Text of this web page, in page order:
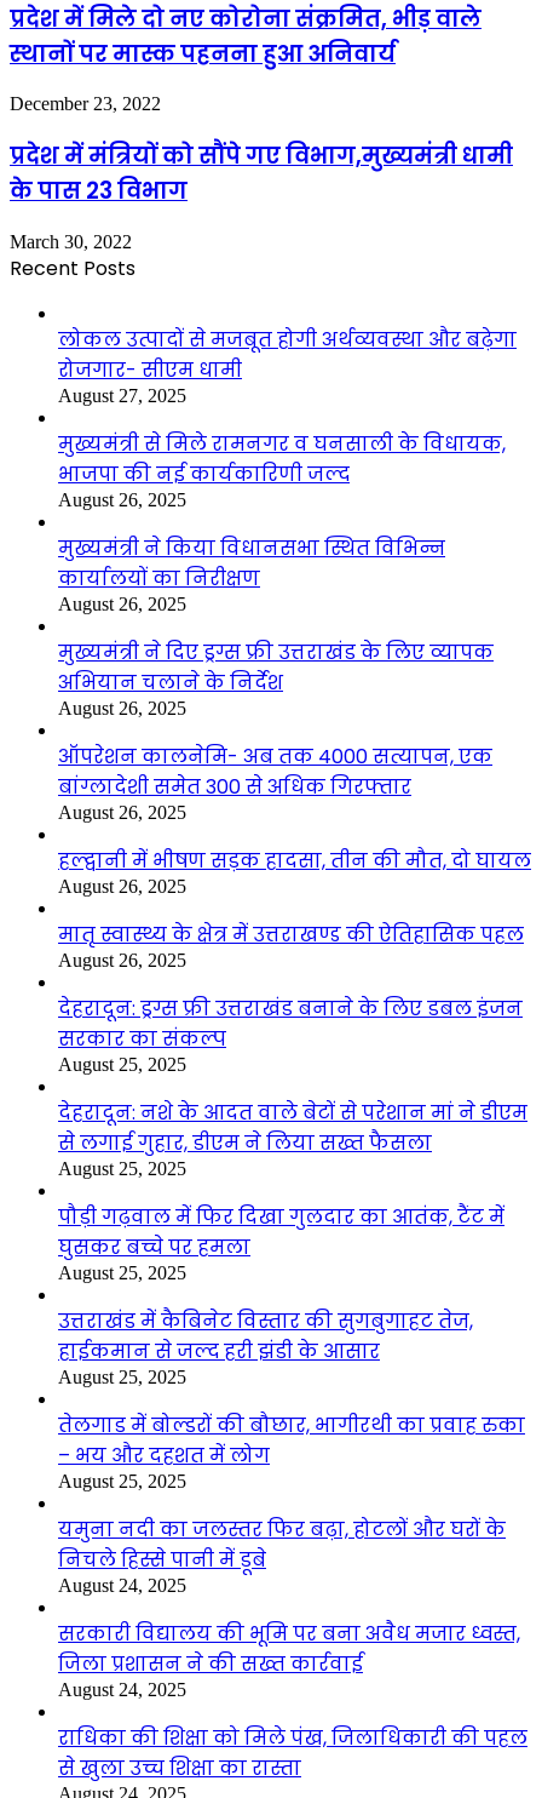
प्रदेश में मिले दो नए कोरोना संक्रमित, भीड़ वाले
स्थानों पर मास्क पहनना हुआ अनिवार्य
December 23, 2022
प्रदेश में मंत्रियों को सौंपे गए विभाग,मुख्यमंत्री धामी
के पास 23 विभाग
March 30, 2022
Recent Posts
लोकल उत्पादों से मजबूत होगी अर्थव्यवस्था और बढ़ेगा
रोजगार- सीएम धामी
August 27, 2025
मुख्यमंत्री से मिले रामनगर व घनसाली के विधायक,
भाजपा की नई कार्यकारिणी जल्द
August 26, 2025
मुख्यमंत्री ने किया विधानसभा स्थित विभिन्न
कार्यालयों का निरीक्षण
August 26, 2025
मुख्यमंत्री ने दिए ड्रग्स फ्री उत्तराखंड के लिए व्यापक
अभियान चलाने के निर्देश
August 26, 2025
ऑपरेशन कालनेमि- अब तक 4000 सत्यापन, एक
बांग्लादेशी समेत 300 से अधिक गिरफ्तार
August 26, 2025
हल्द्वानी में भीषण सड़क हादसा, तीन की मौत, दो घायल
August 26, 2025
मातृ स्वास्थ्य के क्षेत्र में उत्तराखण्ड की ऐतिहासिक पहल
August 26, 2025
देहरादून: ड्रग्स फ्री उत्तराखंड बनाने के लिए डबल इंजन
सरकार का संकल्प
August 25, 2025
देहरादून: नशे के आदत वाले बेटों से परेशान मां ने डीएम
से लगाई गुहार, डीएम ने लिया सख्त फैसला
August 25, 2025
पौड़ी गढ़वाल में फिर दिखा गुलदार का आतंक, टैंट में
घुसकर बच्चे पर हमला
August 25, 2025
उत्तराखंड में कैबिनेट विस्तार की सुगबुगाहट तेज,
हाईकमान से जल्द हरी झंडी के आसार
August 25, 2025
तेलगाड में बोल्डरों की बौछार, भागीरथी का प्रवाह रुका
– भय और दहशत में लोग
August 25, 2025
यमुना नदी का जलस्तर फिर बढ़ा, होटलों और घरों के
निचले हिस्से पानी में डूबे
August 24, 2025
सरकारी विद्यालय की भूमि पर बना अवैध मजार ध्वस्त,
जिला प्रशासन ने की सख्त कार्रवाई
August 24, 2025
राधिका की शिक्षा को मिले पंख, जिलाधिकारी की पहल
से खुला उच्च शिक्षा का रास्ता
August 24, 2025